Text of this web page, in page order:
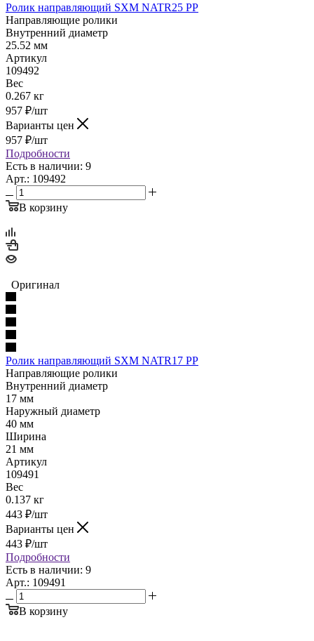
Ролик направляющий SXM NATR25 PP
Направляющие ролики
Внутренний диаметр
25.52 мм
Артикул
109492
Вес
0.267 кг
957 ₽/шт
Варианты цен
957 ₽/шт
Подробности
Есть в наличии: 9
Арт.: 109492
В корзину
Оригинал
Ролик направляющий SXM NATR17 PP
Направляющие ролики
Внутренний диаметр
17 мм
Наружный диаметр
40 мм
Ширина
21 мм
Артикул
109491
Вес
0.137 кг
443 ₽/шт
Варианты цен
443 ₽/шт
Подробности
Есть в наличии: 9
Арт.: 109491
В корзину